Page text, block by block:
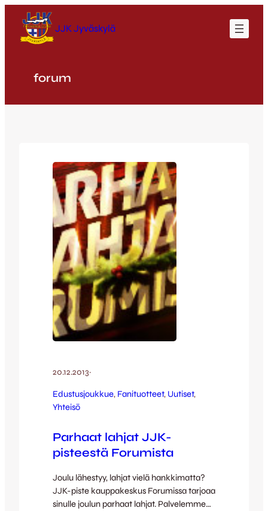
sisältöön
JJK Jyväskylä
forum
20.12.2013·
Edustusjoukkue, Fanituotteet, Uutiset
Yhteisö
Parhaat lahjat JJK-
pisteestä Forumista
Joulu lähestyy, lahjat vielä hankkimatta?
JJK-piste kauppakeskus Forumissa tarjoaa
sinulle joulun parhaat lahjat. Palvelemme